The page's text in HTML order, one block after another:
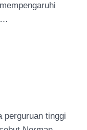
…
perguruan tinggi